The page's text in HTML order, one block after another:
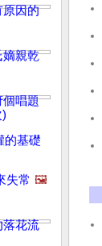
原因的
嫡親乾
個唱題
)
的基礎
失常 🖼️
落花流